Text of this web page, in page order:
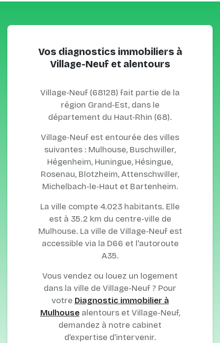
Vos diagnostics immobiliers à
Village-Neuf et alentours
Village-Neuf (68128) fait partie de la
région Grand-Est, dans le
département du Haut-Rhin (68).
Village-Neuf est entourée des villes
suivantes : Mulhouse, Buschwiller,
Hégenheim, Huningue, Hésingue,
Rosenau, Blotzheim, Attenschwiller,
Michelbach-le-Haut et Bartenheim.
La ville compte 4.023 habitants. Elle
est à 35.2 km du centre-ville de
Mulhouse. La ville de Village-Neuf est
accessible via la D66 et l'autoroute
A35.
Vous vendez ou louez un logement
dans la ville de Village-Neuf ? Pour
votre Diagnostic immobilier à
Mulhousealentours et Village-Neuf,
demandez à notre cabinet
d’expertise d’intervenir.